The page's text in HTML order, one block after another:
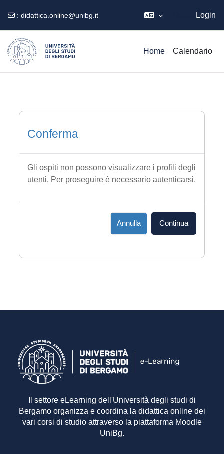
: didattica.online@unibg.it Login
Home Calendario
Conferma
Gli ospiti non possono visualizzare i profili degli
utenti. Per proseguire è necessario autenticarsi.
Annulla Continua
Il settore eLearning dell'Università degli studi di
Bergamo organizza e coordina la didattica online dei
vari corsi di studio attraverso la piattaforma Moodle
UniBg.